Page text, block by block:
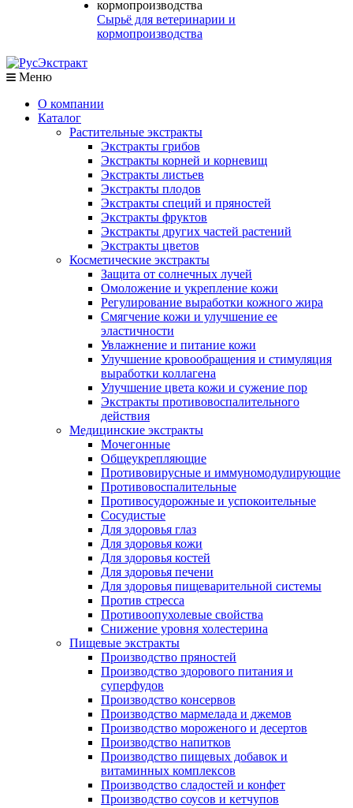
Сырьё для ветеринарии и
кормопроизводства
Меню
О компании
Каталог
Растительные экстракты
Экстракты грибов
Экстракты корней и корневищ
Экстракты листьев
Экстракты плодов
Экстракты специй и пряностей
Экстракты фруктов
Экстракты других частей растений
Экстракты цветов
Косметические экстракты
Защита от солнечных лучей
Омоложение и укрепление кожи
Регулирование выработки кожного жира
Смягчение кожи и улучшение ее
эластичности
Увлажнение и питание кожи
Улучшение кровообращения и стимуляция
выработки коллагена
Улучшение цвета кожи и сужение пор
Экстракты противовоспалительного
действия
Медицинские экстракты
Мочегонные
Общеукрепляющие
Противовирусные и иммуномодулирующие
Противовоспалительные
Противосудорожные и успокоительные
Сосудистые
Для здоровья глаз
Для здоровья кожи
Для здоровья костей
Для здоровья печени
Для здоровья пищеварительной системы
Против стресса
Противоопухолевые свойства
Снижение уровня холестерина
Пищевые экстракты
Производство пряностей
Производство здорового питания и
суперфудов
Производство консервов
Производство мармелада и джемов
Производство мороженого и десертов
Производство напитков
Производство пищевых добавок и
витаминных комплексов
Производство сладостей и конфет
Производство соусов и кетчупов